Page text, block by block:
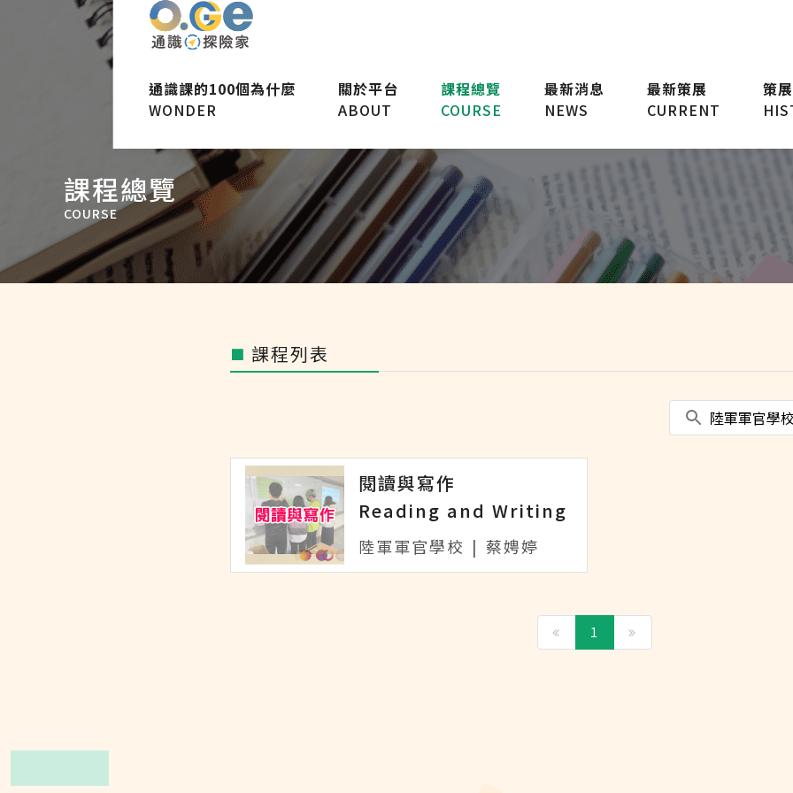
通識課的100個為什麼
WONDER
關於平台
ABOUT
課程總覽
COURSE
最新消息
NEWS
最新策展
CURRENT
策
課程總覽
COURSE
■ 課程列表
閱讀與寫作
Reading and Writing
陸軍軍官學校 | 蔡娉婷
1